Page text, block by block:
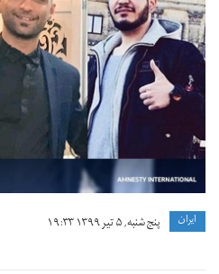
ايران پنج شنبه, ۵ تیر ۱۳۹۹ ۱۹:۳۳